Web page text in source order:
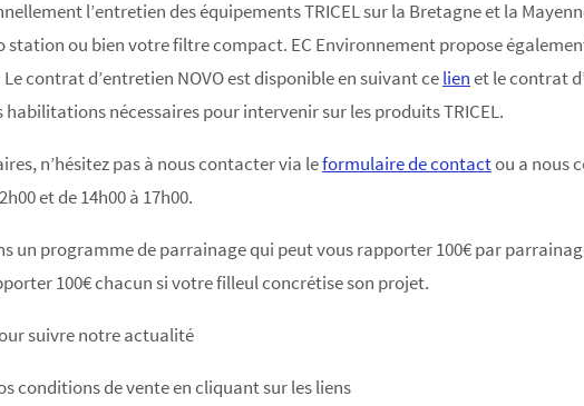
l’entretien des équipements TRICEL sur la Bretagne et la
ou bien votre filtre compact. EC Environnement propose
contrat d’entretien NOVO est disponible en suivant celienet le contrat
nécessaires pour intervenir sur les produits TRICEL.
n’hésitez pas à nous contacter via leformulaire de contactou a nous
et de 14h00 à 17h00.
un programme de parrainage qui peut vous rapporter 100€ par
100€ chacun si votre filleul concrétise son projet.
suivre notre actualité
conditions de vente en cliquant sur les liens